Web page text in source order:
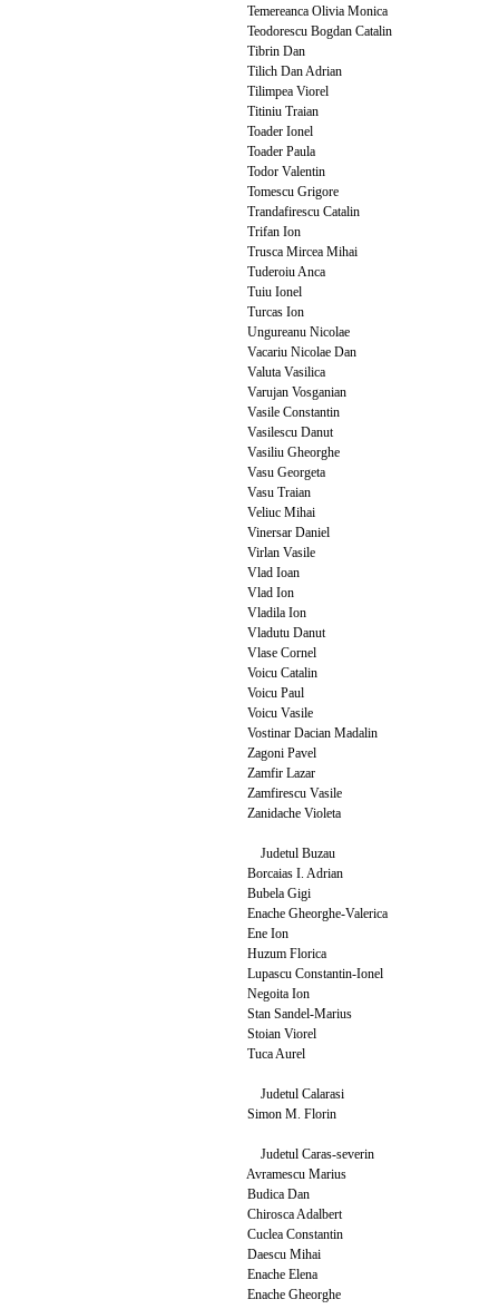
Temereanca Olivia Monica
Teodorescu Bogdan Catalin
Tibrin Dan
Tilich Dan Adrian
Tilimpea Viorel
Titiniu Traian
Toader Ionel
Toader Paula
Todor Valentin
Tomescu Grigore
Trandafirescu Catalin
Trifan Ion
Trusca Mircea Mihai
Tuderoiu Anca
Tuiu Ionel
Turcas Ion
Ungureanu Nicolae
Vacariu Nicolae Dan
Valuta Vasilica
Varujan Vosganian
Vasile Constantin
Vasilescu Danut
Vasiliu Gheorghe
Vasu Georgeta
Vasu Traian
Veliuc Mihai
Vinersar Daniel
Virlan Vasile
Vlad Ioan
Vlad Ion
Vladila Ion
Vladutu Danut
Vlase Cornel
Voicu Catalin
Voicu Paul
Voicu Vasile
Vostinar Dacian Madalin
Zagoni Pavel
Zamfir Lazar
Zamfirescu Vasile
Zanidache Violeta
Judetul Buzau
Borcaias I. Adrian
Bubela Gigi
Enache Gheorghe-Valerica
Ene Ion
Huzum Florica
Lupascu Constantin-Ionel
Negoita Ion
Stan Sandel-Marius
Stoian Viorel
Tuca Aurel
Judetul Calarasi
Simon M. Florin
Judetul Caras-severin
Avramescu Marius
Budica Dan
Chirosca Adalbert
Cuclea Constantin
Daescu Mihai
Enache Elena
Enache Gheorghe